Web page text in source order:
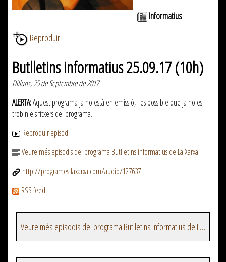
Informatius
Reproduir
Butlletins informatius 25.09.17 (10h)
Dilluns, 25 de Septembre de 2017
ALERTA:Aquest programa ja no està en emissió, i es possible que ja no es
trobin els fitxers del programa.
Reproduir episodi
Veure més episodis del programa Butlletins informatius de La Xarxa
http://programes.laxarxa.com/audio/127637
RSS feed
Veure més episodis del programa Butlletins informatius de La Xarxa